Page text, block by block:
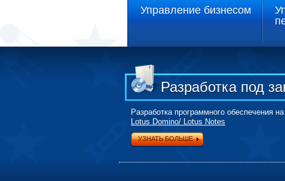
Управление бизнесом
Разработка под
Разработка программного обеспечения
Lotus Domino/ Lotus Notes
УЗНАТЬ БОЛЬШЕ